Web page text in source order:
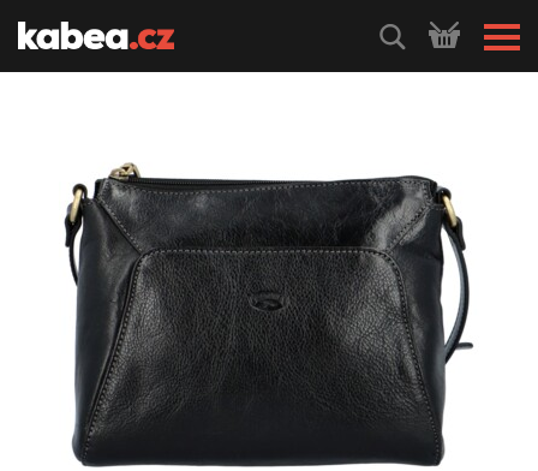
HLEDEJ